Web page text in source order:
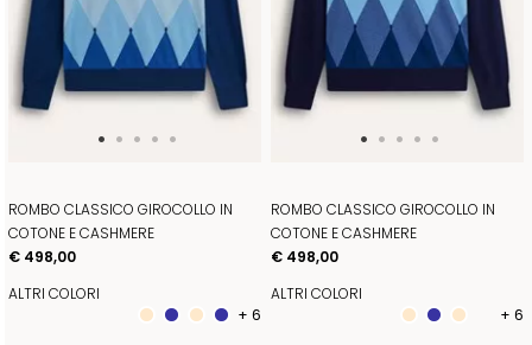
ROMBO CLASSICO GIROCOLLO IN
COTONE E CASHMERE
€ 498,00
ALTRI COLORI
+ 6
ROMBO CLASSICO GIROCOLLO IN
COTONE E CASHMERE
€ 498,00
ALTRI COLORI
+ 6